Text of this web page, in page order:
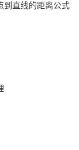
到直线的距离公式